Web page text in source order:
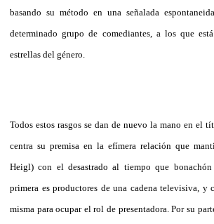
basando su método en una señalada
determinado grupo de comediantes, a los que
estrellas del género.
Todos estos rasgos se dan de nuevo la mano en el
centra su premisa en la efímera relación que
Heigl) con el desastrado al tiempo que
primera es productores de una cadena televisiva, y
misma para ocupar el rol de presentadora. Por su